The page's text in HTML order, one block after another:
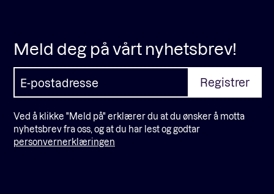
Meld deg på vårt nyhetsbrev!
Ved å klikke "Meld på" erklærer du at du ønsker å motta
nyhetsbrev fra oss, og at du har lest og godtar
personvernerklæringen